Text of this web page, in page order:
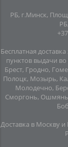
РБ, г.Минск,
Бесплатная
пунктов выдачи
Брест, Гродно,
Полоцк, Мозырь,
Молодечно,
Сморгонь,
Доставка в Москву